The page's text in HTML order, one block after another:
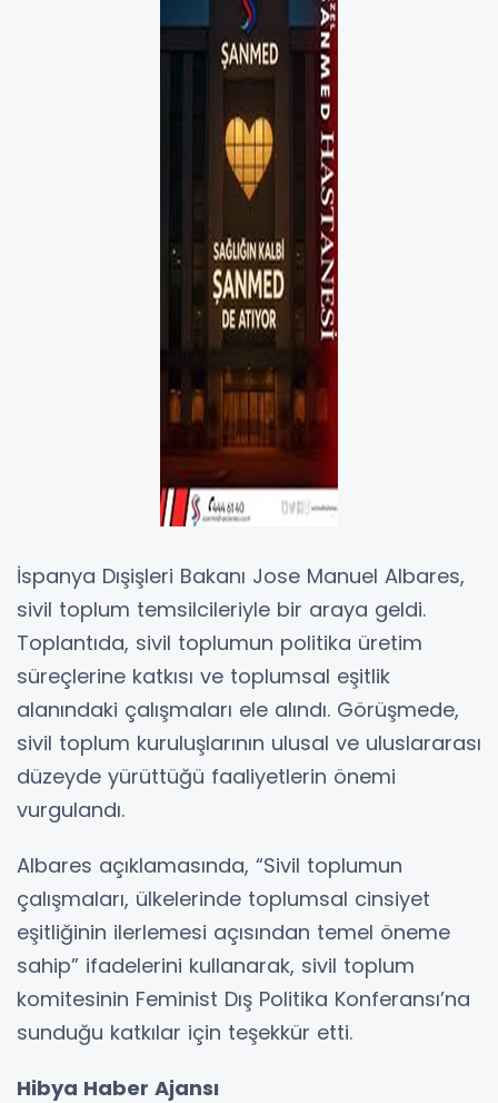
İspanya Dışişleri Bakanı Jose Manuel Albares,
sivil toplum temsilcileriyle bir araya geldi.
Toplantıda, sivil toplumun politika üretim
süreçlerine katkısı ve toplumsal eşitlik
alanındaki çalışmaları ele alındı. Görüşmede,
sivil toplum kuruluşlarının ulusal ve uluslararası
düzeyde yürüttüğü faaliyetlerin önemi
vurgulandı.
Albares açıklamasında, “Sivil toplumun
çalışmaları, ülkelerinde toplumsal cinsiyet
eşitliğinin ilerlemesi açısından temel öneme
sahip” ifadelerini kullanarak, sivil toplum
komitesinin Feminist Dış Politika Konferansı’na
sunduğu katkılar için teşekkür etti.
Hibya Haber Ajansı